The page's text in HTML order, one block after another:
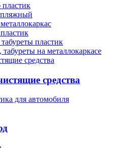
пластик
пластик
табуреты на металлокаркасе
средства
средства
для автомобиля